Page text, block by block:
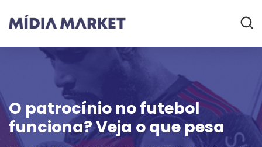
O patrocínio no futebol
funciona? Veja o que pesa